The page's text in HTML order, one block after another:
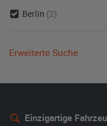
Berlin (2)
Erweiterte Suche
Einzigartige